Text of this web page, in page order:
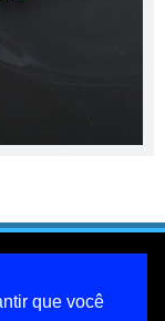
os direitos
que você